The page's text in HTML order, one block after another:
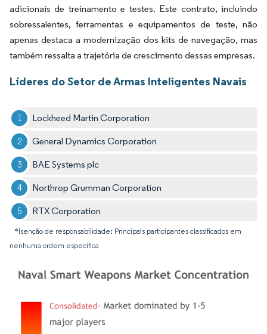
adicionais de treinamento e testes. Este contrato, incluindo
sobressalentes, ferramentas e equipamentos de teste, não
apenas destaca a modernização dos kits de navegação, mas
também ressalta a trajetória de crescimento dessas empresas.
Líderes do Setor de Armas Inteligentes Navais
Lockheed Martin Corporation
General Dynamics Corporation
BAE Systems plc
Northrop Grumman Corporation
RTX Corporation
*Isenção de responsabilidade: Principais participantes classificados em
nenhuma ordem específica